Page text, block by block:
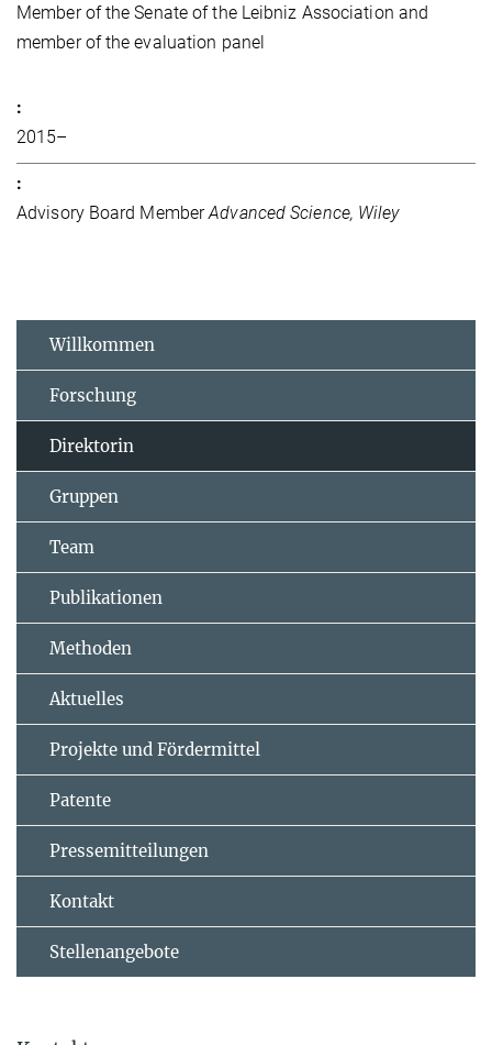
Member of the Senate of the Leibniz Association and
member of the evaluation panel
2015–
Advisory Board MemberAdvanced Science, Wiley
Willkommen
Forschung
Direktorin
Gruppen
Team
Publikationen
Methoden
Aktuelles
Projekte und Fördermittel
Patente
Pressemitteilungen
Kontakt
Stellenangebote